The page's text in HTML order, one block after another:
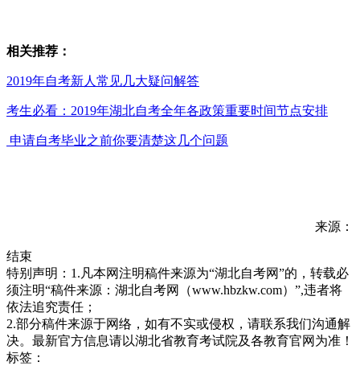
相关推荐：
2019年自考新人常见几大疑问解答
考生必看：2019年湖北自考全年各政策重要时间节点安排
申请自考毕业之前你要清楚这几个问题
来源：
结束
特别声明：1.凡本网注明稿件来源为“湖北自考网”的，转载必
须注明“稿件来源：湖北自考网（www.hbzkw.com）”,违者将
依法追究责任；
2.部分稿件来源于网络，如有不实或侵权，请联系我们沟通解
决。最新官方信息请以湖北省教育考试院及各教育官网为准！
标签：